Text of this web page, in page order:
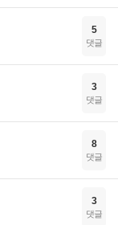
5
댓글
3
댓글
8
댓글
3
댓글